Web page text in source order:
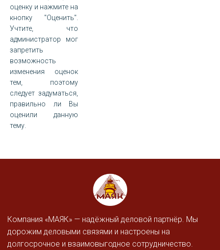
оценку и нажмите на
кнопку "Оценить".
Учтите, что
администратор мог
запретить
возможность
изменения оценок
тем, поэтому
следует задуматься,
правильно ли Вы
оценили данную
тему.
Компания «МАЯК» — надёжный деловой партнёр. Мы
дорожим деловыми связями и настроены на
долгосрочное и взаимовыгодное сотрудничество.